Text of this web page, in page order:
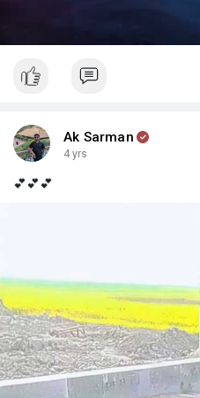
Ak Sarman
4 yrs
💕💕💕